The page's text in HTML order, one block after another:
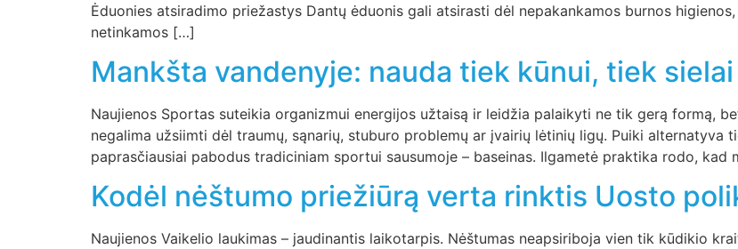
Ėduonies atsiradimo priežastys Dantų ėduonis gali atsirasti dėl nepakankamos burnos
netinkamos […]
Mankšta vandenyje: nauda tiek kūnui, tiek sielai
Naujienos Sportas suteikia organizmui energijos užtaisą ir leidžia palaikyti ne tik gerą formą,
negalima užsiimti dėl traumų, sąnarių, stuburo problemų ar įvairių lėtinių ligų. Puiki alternatyva
paprasčiausiai pabodus tradiciniam sportui sausumoje – baseinas. Ilgametė praktika rodo, kad
Kodėl nėštumo priežiūrą verta rinktis Uosto
Naujienos Vaikelio laukimas – jaudinantis laikotarpis. Nėštumas neapsiriboja vien tik kūdikio